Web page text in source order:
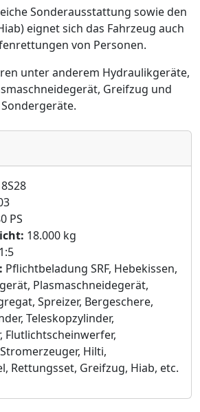
Sonderausstattung sowie den
eignet sich das Fahrzeug auch
von Personen.
unter anderem Hydraulikgeräte,
Greifzug und
PS
18.000 kg
1:5
Pflichtbeladung SRF, Hebekissen,
Plasmaschneidegerät,
Spreizer, Bergeschere,
Teleskopzylinder,
Flutlichtscheinwerfer,
Hilti,
Rettungsset, Greifzug, Hiab, etc.